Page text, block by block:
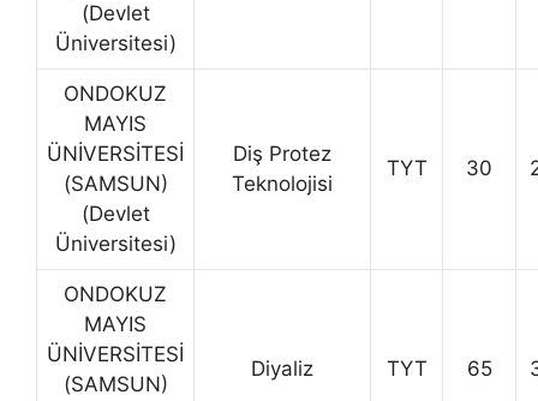
(Devlet
Üniversitesi)
ONDOKUZ
MAYIS
ÜNİVERSİTESİ
(SAMSUN)
(Devlet
Üniversitesi)
Diş Protez
Teknolojisi
TYT 30
ONDOKUZ
MAYIS
ÜNİVERSİTESİ
(SAMSUN)
Diyaliz TYT 65